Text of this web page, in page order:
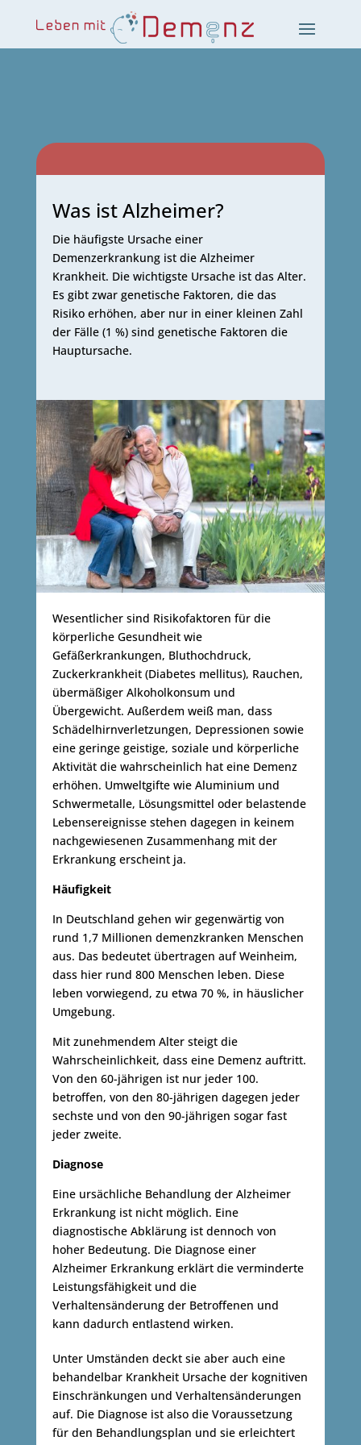
Your content goes here. Edit or remove this text inline or in
custom CSS to this text in the module Advanced settings.
Was ist Alzheimer?
Die häufigste Ursache einer
Demenzerkrankung ist die Alzheimer
Krankheit. Die wichtigste Ursache ist das Alter.
Es gibt zwar genetische Faktoren, die das
Risiko erhöhen, aber nur in einer kleinen Zahl
der Fälle (1 %) sind genetische Faktoren die
Hauptursache.
Wesentlicher sind Risikofaktoren für die
körperliche Gesundheit wie
Gefäßerkrankungen, Bluthochdruck,
Zuckerkrankheit (Diabetes mellitus), Rauchen,
übermäßiger Alkoholkonsum und
Übergewicht. Außerdem weiß man, dass
Schädelhirnverletzungen, Depressionen sowie
eine geringe geistige, soziale und körperliche
Aktivität die wahrscheinlich hat eine Demenz
erhöhen. Umweltgifte wie Aluminium und
Schwermetalle, Lösungsmittel oder belastende
Lebensereignisse stehen dagegen in keinem
nachgewiesenen Zusammenhang mit der
Erkrankung erscheint ja.
Häufigkeit
In Deutschland gehen wir gegenwärtig von
rund 1,7 Millionen demenzkranken Menschen
aus. Das bedeutet übertragen auf Weinheim,
dass hier rund 800 Menschen leben. Diese
leben vorwiegend, zu etwa 70 %, in häuslicher
Umgebung.
Mit zunehmendem Alter steigt die
Wahrscheinlichkeit, dass eine Demenz auftritt.
Von den 60-jährigen ist nur jeder 100.
betroffen, von den 80-jährigen dagegen jeder
sechste und von den 90-jährigen sogar fast
jeder zweite.
Diagnose
Eine ursächliche Behandlung der Alzheimer
Erkrankung ist nicht möglich. Eine
diagnostische Abklärung ist dennoch von
hoher Bedeutung. Die Diagnose einer
Alzheimer Erkrankung erklärt die verminderte
Leistungsfähigkeit und die
Verhaltensänderung der Betroffenen und
kann dadurch entlastend wirken.
Unter Umständen deckt sie aber auch eine
behandelbar Krankheit Ursache der kognitiven
Einschränkungen und Verhaltensänderungen
auf. Die Diagnose ist also die Voraussetzung
für den Behandlungsplan und sie erleichtert